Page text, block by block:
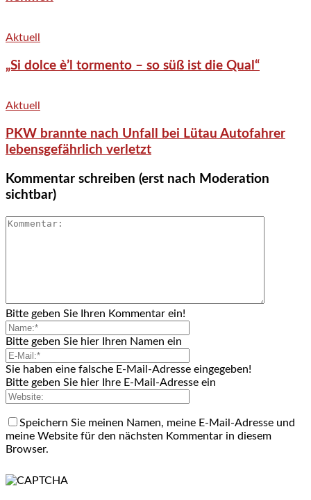
Aktuell
„Si dolce è’l tormento – so süß ist die Qual“
Aktuell
PKW brannte nach Unfall bei Lütau Autofahrer
lebensgefährlich verletzt
Kommentar schreiben (erst nach Moderation
sichtbar)
Bitte geben Sie Ihren Kommentar ein!
Bitte geben Sie hier Ihren Namen ein
Sie haben eine falsche E-Mail-Adresse eingegeben!
Bitte geben Sie hier Ihre E-Mail-Adresse ein
Speichern Sie meinen Namen, meine E-Mail-Adresse und
meine Website für den nächsten Kommentar in diesem
Browser.